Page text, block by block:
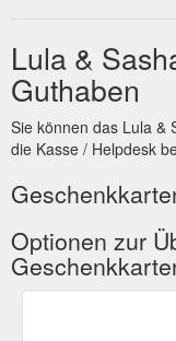
Lula &
Guthaben
Sie können das Lula &
die Kasse / Helpdesk
Optionen zur